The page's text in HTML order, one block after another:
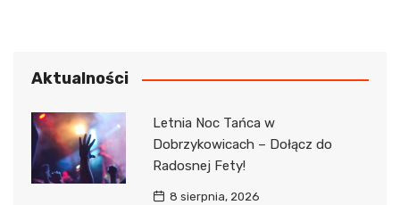
Aktualności
Letnia Noc Tańca w
Dobrzykowicach – Dołącz do
Radosnej Fety!
8 sierpnia, 2026